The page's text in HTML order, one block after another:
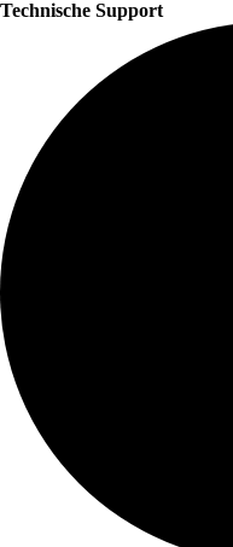
Technische Support